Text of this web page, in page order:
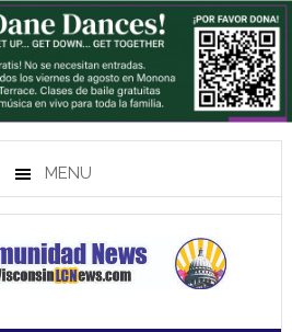
MENU